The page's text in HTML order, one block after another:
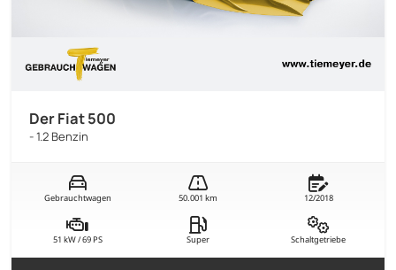
Der Fiat 500
- 1.2 Benzin
Gebrauchtwagen 50.001 km 12/2018
51 kW / 69 PS Super Schaltgetriebe